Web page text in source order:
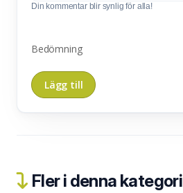
Din kommentar blir synlig för alla!
Bedömning
Fler i denna kategori